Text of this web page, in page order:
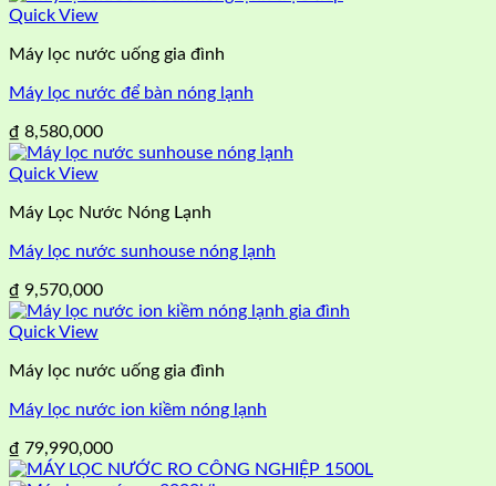
Quick View
Máy lọc nước uống gia đình
Máy lọc nước để bàn nóng lạnh
₫ 8,580,000
Quick View
Máy Lọc Nước Nóng Lạnh
Máy lọc nước sunhouse nóng lạnh
₫ 9,570,000
Quick View
Máy lọc nước uống gia đình
Máy lọc nước ion kiềm nóng lạnh
₫ 79,990,000